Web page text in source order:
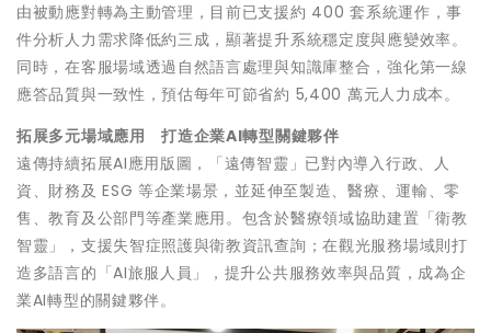
由被動應對轉為主動管理，目前已支援約 400 套系統運作，事
件分析人力需求降低約三成，顯著提升系統穩定度與應變效率。
同時，在客服場域透過自然語言處理與知識庫整合，強化第一線
應答品質與一致性，預估每年可節省約 5,400 萬元人力成本。
拓展多元場域應用 打造企業AI轉型關鍵夥伴
遠傳持續拓展AI應用版圖，「遠傳智靈」已對內導入行政、人
資、財務及 ESG 等企業場景，並延伸至製造、醫療、運輸、零
售、教育及公部門等產業應用。包含於醫療領域協助建置「衛教
智靈」，支援失智症照護與衛教資訊查詢；在觀光服務場域則打
造多語言的「AI旅服人員」，提升公共服務效率與品質，成為企
業AI轉型的關鍵夥伴。